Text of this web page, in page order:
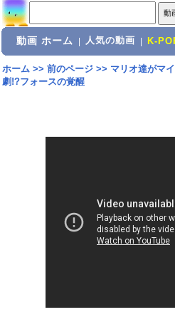
動画 ホーム 人気の動画 K-
ホーム>> 前のページ>> マリオ達がマ
劇!?フォースの覚醒